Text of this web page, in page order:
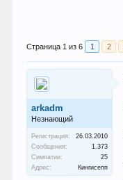
Страница 1 из 6 1 2
arkadm
Незнающий
Регистрация:
26.03.2010
Сообщения:
1.373
Симпатии:
25
Адрес:
Кингисепп